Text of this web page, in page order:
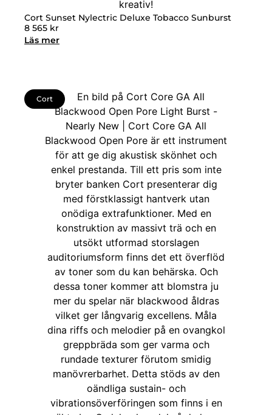
Cort Sunset Nylectric Deluxe Tobacco Sunburst
8 565 kr
Läs mer
Cort